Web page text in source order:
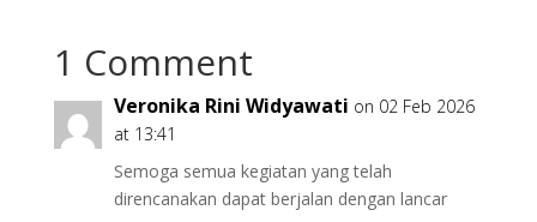
o
o
k
o
n
1 Comment
Veronika Rini Widyawati on 02 Feb 2026
at 13:41
Semoga semua kegiatan yang telah
direncanakan dapat berjalan dengan lancar